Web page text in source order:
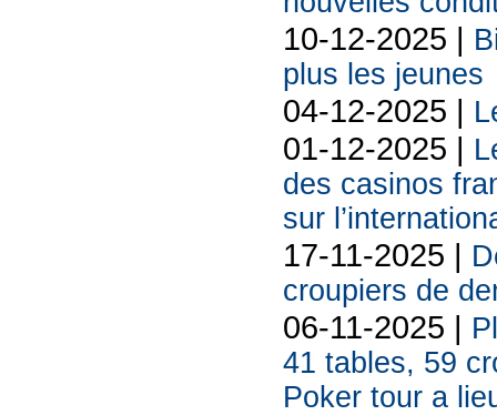
10-12-2025 |
plus les jeunes
04-12-2025 |
01-12-2025 |
des casinos
sur
17-11-2025 |
croupiers de
06-11-2025 |
41 tables, 59
Poker tour a